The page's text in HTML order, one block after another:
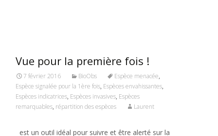
Vue pour la première fois !
7 février 2016 BioObs Espèce menacée,
Espèce signalée pour la 1ère fois, Espèces envahissantes,
Espèces indicatrices, Espèces invasives, Espèces
remarquables, répartition des espèces Laurent
est un outil idéal pour suivre et être alerté sur la